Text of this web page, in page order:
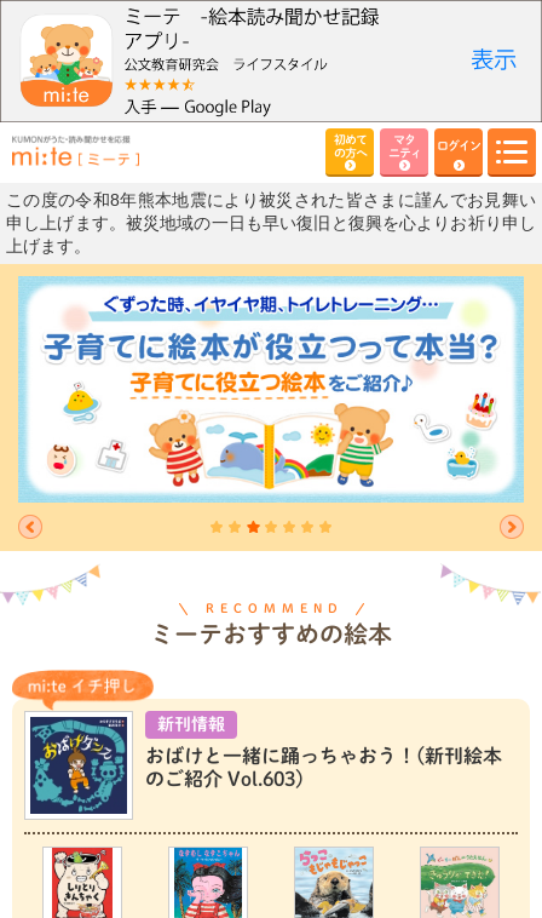
初めて
の方へ
マタ
ニティ
ログイン
この度の令和8年熊本地震により被災された皆さまに謹んでお見舞い
申し上げます。被災地域の一日も早い復旧と復興を心よりお祈り申し
上げます。
RECOMMEND
ミーテおすすめの絵本
新刊情報
おばけと一緒に踊っちゃおう！(新刊絵本
のご紹介 Vol.603)